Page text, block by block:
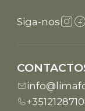
Siga-nos